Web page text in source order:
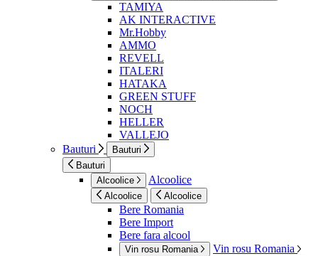
TAMIYA
AK INTERACTIVE
Mr.Hobby
AMMO
REVELL
ITALERI
HATAKA
GREEN STUFF
NOCH
HELLER
VALLEJO
Bauturi
Bauturi
Bauturi
Alcoolice
Alcoolice
Alcoolice Alcoolice
Bere Romania
Bere Import
Bere fara alcool
Vin rosu Romania Vin rosu Romania